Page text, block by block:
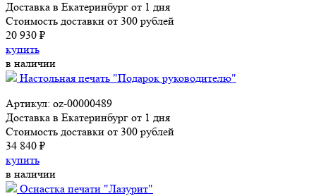
Доставка в Екатеринбург от 1 дня
Стоимость доставки от 300 рублей
20 930 ₽
купить
в наличии
Настольная печать "Подарок руководителю"
Артикул: oz-00000489
Доставка в Екатеринбург от 1 дня
Стоимость доставки от 300 рублей
34 840 ₽
купить
в наличии
Оснастка печати "Лазурит"